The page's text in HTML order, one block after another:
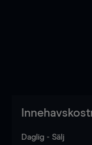
Daglig - Sälj